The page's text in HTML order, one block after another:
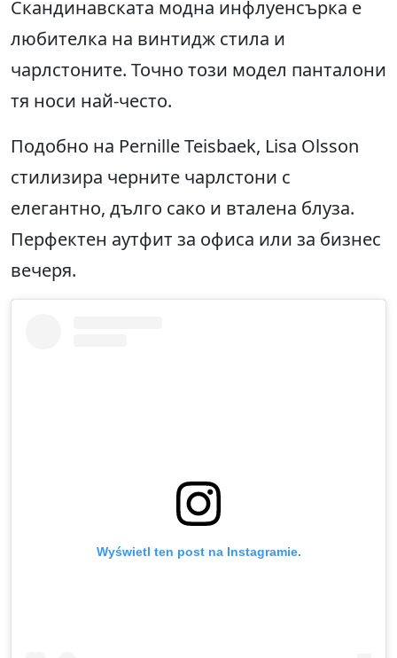
Скандинавската модна инфлуенсърка е
любителка на винтидж стила и
чарлстоните. Точно този модел панталони
тя носи най-често.
Подобно на Pernille Teisbaek, Lisa Olsson
стилизира черните чарлстони с
елегантно, дълго сако и вталена блуза.
Перфектен аутфит за офиса или за бизнес
вечеря.
Wyświetl ten post na Instagramie.